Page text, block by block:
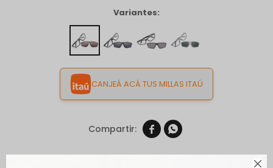

Variantes:
CANJEÁ ACÁ TUS MILLAS ITAÚ
 